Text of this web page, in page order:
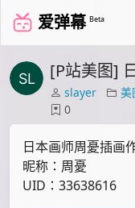
爱弹幕 Beta
[P站美图]
slayer 美
0
日本画师周憂插画
昵称：周憂
UID：33638616